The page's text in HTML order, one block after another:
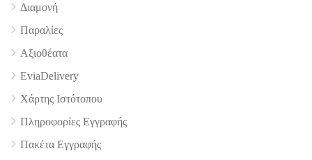
4.9
Διαμονή
Παραλίες
Αξιοθέατα
EviaDelivery
Χάρτης Ιστότοπου
Πληροφορίες Εγγραφής
Πακέτα Εγγραφής